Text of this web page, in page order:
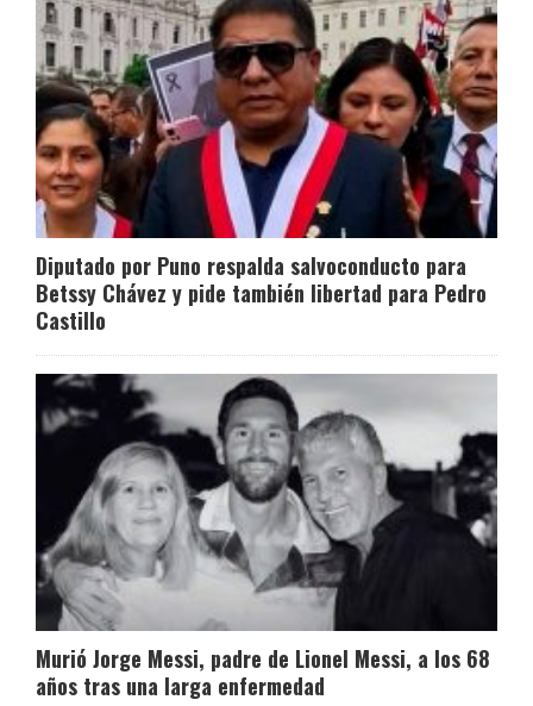
Diputado por Puno respalda salvoconducto para
Betssy Chávez y pide también libertad para Pedro
Castillo
Murió Jorge Messi, padre de Lionel Messi, a los 68
años tras una larga enfermedad